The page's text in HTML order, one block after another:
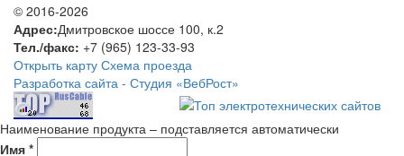
© 2016-2026
Адрес:Дмитровское шоссе 100, к.2
Тел./факс: +7 (965) 123-33-93
Открыть карту Схема проезда
Разработка сайта - Студия «ВебРост»
Наименование продукта – подставляется автоматически
Имя *